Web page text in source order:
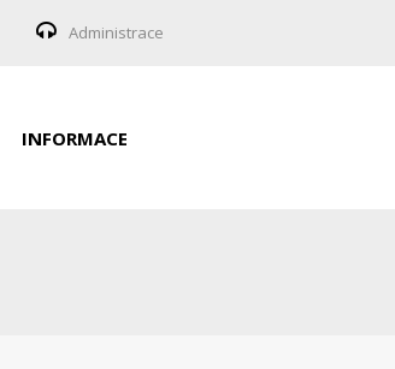
Administrace
INFORMACE